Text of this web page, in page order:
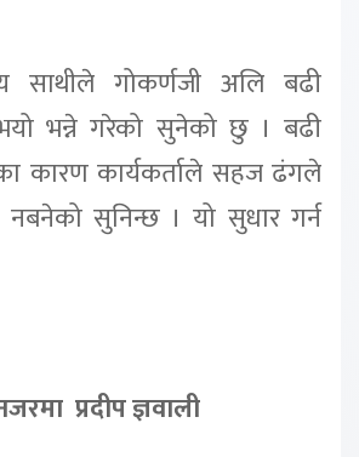
साथीले गोकर्णजी अलि बढी
भन्ने गरेको सुनेको छु । बढी
कारण कार्यकर्ताले सहज ढंगले
सुनिन्छ । यो सुधार गर्न
प्रदीप ज्ञवाली